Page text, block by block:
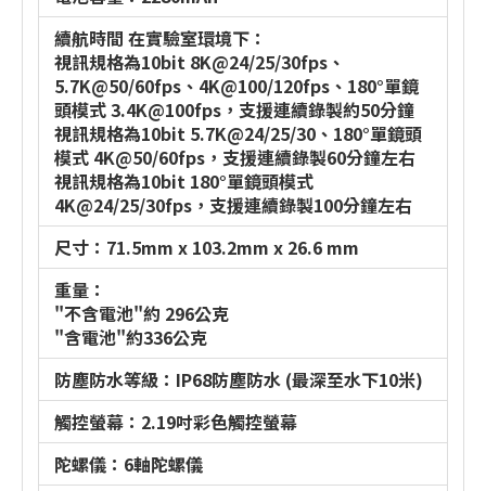
續航時間 在實驗室環境下：
視訊規格為10bit 8K@24/25/30fps、
5.7K@50/60fps、4K@100/120fps、180°單鏡
頭模式 3.4K@100fps，支援連續錄製約50分鐘
視訊規格為10bit 5.7K@24/25/30、180°單鏡頭
模式 4K@50/60fps，支援連續錄製60分鐘左右
視訊規格為10bit 180°單鏡頭模式
4K@24/25/30fps，支援連續錄製100分鐘左右
尺寸：71.5mm x 103.2mm x 26.6 mm
重量：
"不含電池"約 296公克
"含電池"約336公克
防塵防水等級：IP68防塵防水 (最深至水下10米)
觸控螢幕：2.19吋彩色觸控螢幕
陀螺儀：6軸陀螺儀